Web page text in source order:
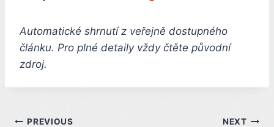
Automatické shrnutí z veřejně dostupného
článku. Pro plné detaily vždy čtěte původní
zdroj.
PREVIOUS NEXT